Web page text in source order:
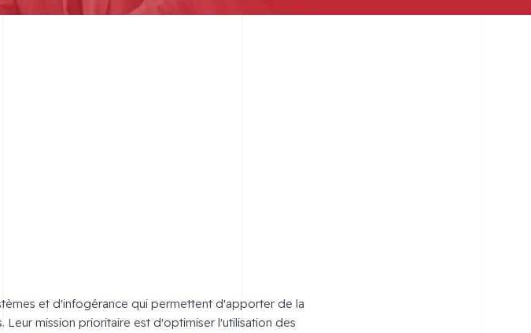
et d'infogérance qui permettent d'apporter de la
mission prioritaire est d'optimiser l'utilisation des